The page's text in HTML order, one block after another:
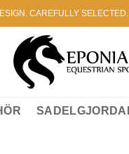
CAREFULLY SELECTED.